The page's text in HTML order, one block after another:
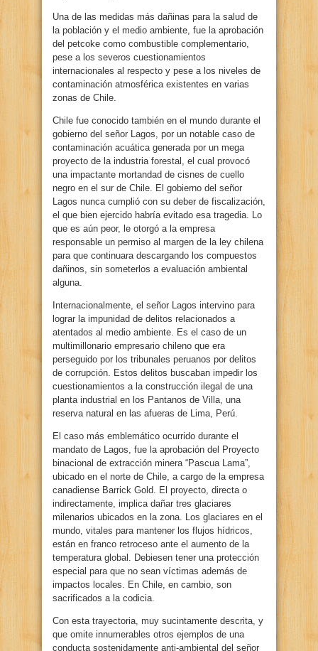
Una de las medidas más dañinas para la salud de
la población y el medio ambiente, fue la aprobación
del petcoke como combustible complementario,
pese a los severos cuestionamientos
internacionales al respecto y pese a los niveles de
contaminación atmosférica existentes en varias
zonas de Chile.
Chile fue conocido también en el mundo durante el
gobierno del señor Lagos, por un notable caso de
contaminación acuática generada por un mega
proyecto de la industria forestal, el cual provocó
una impactante mortandad de cisnes de cuello
negro en el sur de Chile. El gobierno del señor
Lagos nunca cumplió con su deber de fiscalización,
el que bien ejercido habría evitado esa tragedia. Lo
que es aún peor, le otorgó a la empresa
responsable un permiso al margen de la ley chilena
para que continuara descargando los compuestos
dañinos, sin someterlos a evaluación ambiental
alguna.
Internacionalmente, el señor Lagos intervino para
lograr la impunidad de delitos relacionados a
atentados al medio ambiente. Es el caso de un
multimillonario empresario chileno que era
perseguido por los tribunales peruanos por delitos
de corrupción. Estos delitos buscaban impedir los
cuestionamientos a la construcción ilegal de una
planta industrial en los Pantanos de Villa, una
reserva natural en las afueras de Lima, Perú.
El caso más emblemático ocurrido durante el
mandato de Lagos, fue la aprobación del Proyecto
binacional de extracción minera “Pascua Lama”,
ubicado en el norte de Chile, a cargo de la empresa
canadiense Barrick Gold. El proyecto, directa o
indirectamente, implica dañar tres glaciares
milenarios ubicados en la zona. Los glaciares en el
mundo, vitales para mantener los flujos hídricos,
están en franco retroceso ante el aumento de la
temperatura global. Debiesen tener una protección
especial para que no sean víctimas además de
impactos locales. En Chile, en cambio, son
sacrificados a la codicia.
Con esta trayectoria, muy sucintamente descrita, y
que omite innumerables otros ejemplos de una
conducta sostenidamente anti-ambiental del señor